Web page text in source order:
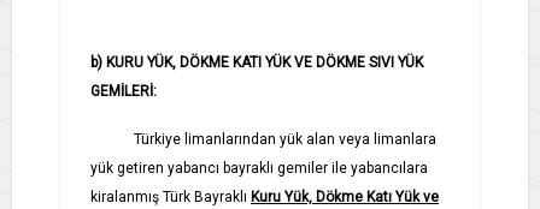
b) KURU YÜK, DÖKME KATI YÜK VE DÖKME SIVI YÜK
GEMİLERİ:
Türkiye limanlarından yük alan veya limanlara
yük getiren yabancı bayraklı gemiler ile yabancılara
kiralanmış Türk Bayraklı Kuru Yük, Dökme Katı Yük ve